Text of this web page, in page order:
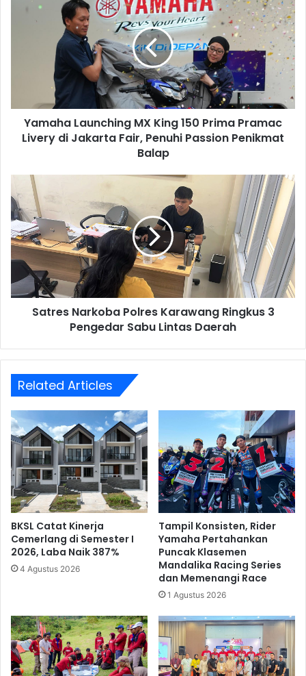
Launching
di
Jakarta
Fair,
Penikmat
Balap
Yamaha Launching MX King 150 Prima Pramac
Livery di Jakarta Fair, Penuhi Passion Penikmat
Balap
Satres
Narkoba
Polres
Karawang
Ringkus
Pengedar
Sabu
Lintas
DaerahSatres Narkoba Polres Karawang Ringkus 3
Pengedar Sabu Lintas Daerah
Related Articles
BKSL Catat Kinerja
Cemerlang di Semester I
2026, Laba Naik 387%
4 Agustus 2026
Tampil Konsisten, Rider
Yamaha Pertahankan
Puncak Klasemen
Mandalika Racing Series
dan Memenangi Race
1 Agustus 2026